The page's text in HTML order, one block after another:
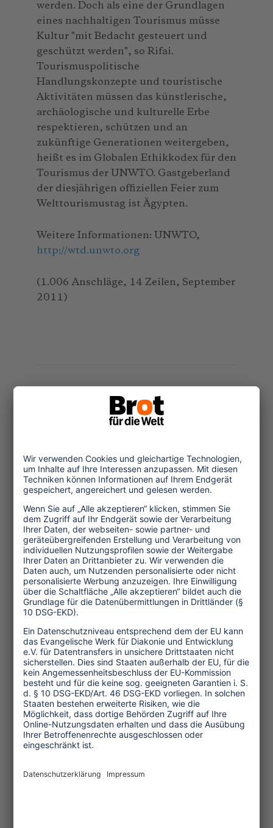
werden. Doch als eine der Grundlagen
eines nachhaltigen Tourismus müsse
Kultur "mit Bedacht gesteuert und
geschützt werden", so Rifai.
Tourismuspolitische
Handlungskonzepte und touristische
Aktivitäten müssen das künstlerische,
archäologische und kulturelle Erbe
respektieren, schützen und an
zukünftige Generationen weitergeben,
heißt es im Globalen Ethikkodex für den
Tourismus der UNWTO. Gastgeberland
der diesjährigen offiziellen Feier zum
Welttourismustag ist Ägypten.
Weitere Informationen: UNWTO,
http://wtd.unwto.org
(1.006 Anschläge, 14 Zeilen, September
2011)
Tourismuspolitik
Kultur und Religion
Umwelt und Klima
Wirtschaft
Menschenrechte
Unternehmensverantwortung
Service und Tipps
One Planet Guide für faires
Reisen